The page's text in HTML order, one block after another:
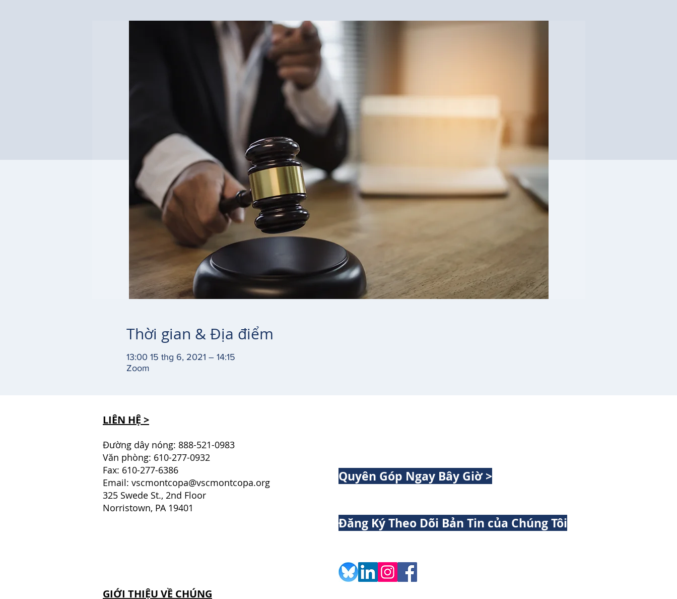
Thời gian & Địa điểm
13:00 15 thg 6, 2021 – 14:15
Zoom
LIÊN HỆ >
Đường dây nóng: 888-521-0983
Văn phòng: 610-277-0932
Fax: 610-277-6386
Email: vscmontcopa@vscmontcopa.org
325 Swede St., 2nd Floor
Norristown, PA 19401
Quyên Góp Ngay Bây Giờ >
Đăng Ký Theo Dõi Bản Tin của Chúng Tôi
GIỚI THIỆU VỀ CHÚNG